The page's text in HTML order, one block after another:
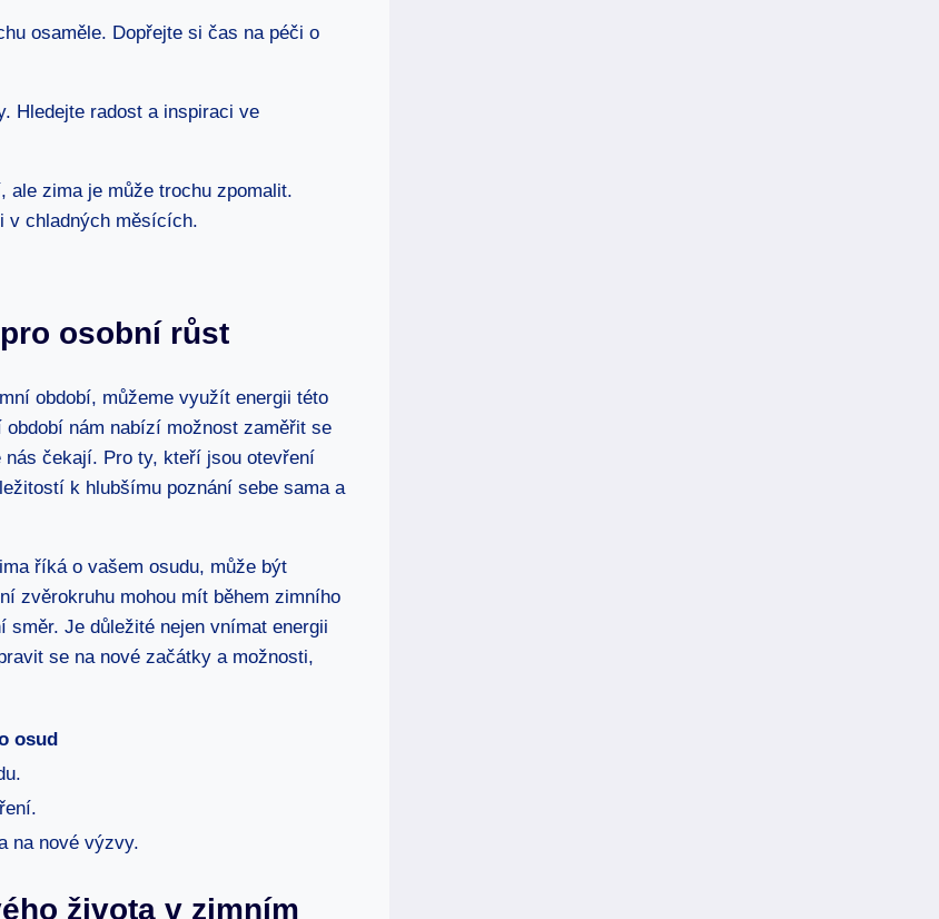
osaměle. Dopřejte si čas na péči o
Hledejte radost a inspiraci ve
zima je může trochu zpomalit.
v chladných měsících.
osobní růst
období, můžeme využít energii této
nám nabízí možnost zaměřit se
nás čekají. Pro ty, kteří jsou otevření
k hlubšímu poznání sebe sama a
říká o vašem osudu, může být
zvěrokruhu mohou mít během zimního
Je důležité nejen vnímat energii
se na nové začátky a možnosti,
osud
na nové výzvy.
života v zimním